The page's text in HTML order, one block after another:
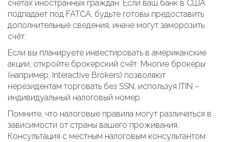
счетах иностранных граждан. Если ваш банк в США
подпадает под FATCA, будьте готовы предоставить
дополнительные сведения, иначе могут заморозить
счёт.
Если вы планируете инвестировать в американские
акции, откройте брокерский счёт. Многие брокеры
(например, Interactive Brokers) позволяют
нерезидентам торговать без SSN, используя ITIN –
индивидуальный налоговый номер.
Помните, что налоговые правила могут различаться в
зависимости от страны вашего проживания.
Консультация с местным налоговым консультантом